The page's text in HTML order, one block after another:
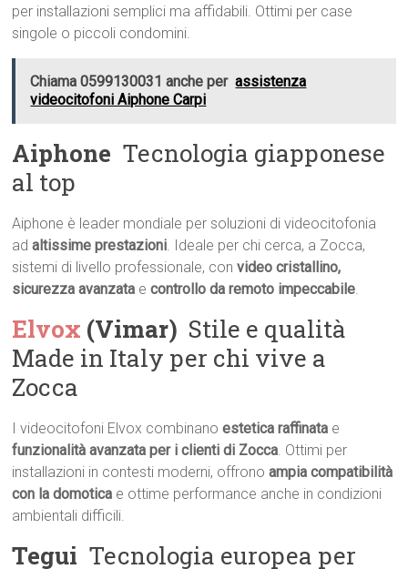
per installazioni semplici ma affidabili. Ottimi per case
singole o piccoli condomini.
Chiama 0599130031 anche per assistenza
videocitofoni Aiphone Carpi
Aiphone  Tecnologia giapponese
al top
Aiphone è leader mondiale per soluzioni di videocitofonia
adaltissime prestazioni. Ideale per chi cerca, a Zocca,
sistemi di livello professionale, convideo cristallino,
sicurezza avanzata econtrollo da remoto impeccabile.
Elvox (Vimar)  Stile e qualità
Made in Italy per chi vive a
Zocca
I videocitofoni Elvox combinanoestetica raffinata e
funzionalità avanzata per i clienti di Zocca. Ottimi per
installazioni in contesti moderni, offronoampia compatibilità
con la domotica e ottime performance anche in condizioni
ambientali difficili.
Tegui  Tecnologia europea per